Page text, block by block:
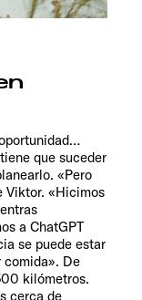
que suceder
«Pero
Viktor. «Hicimos
a ChatGPT
se puede estar
De
kilómetros.
cerca de